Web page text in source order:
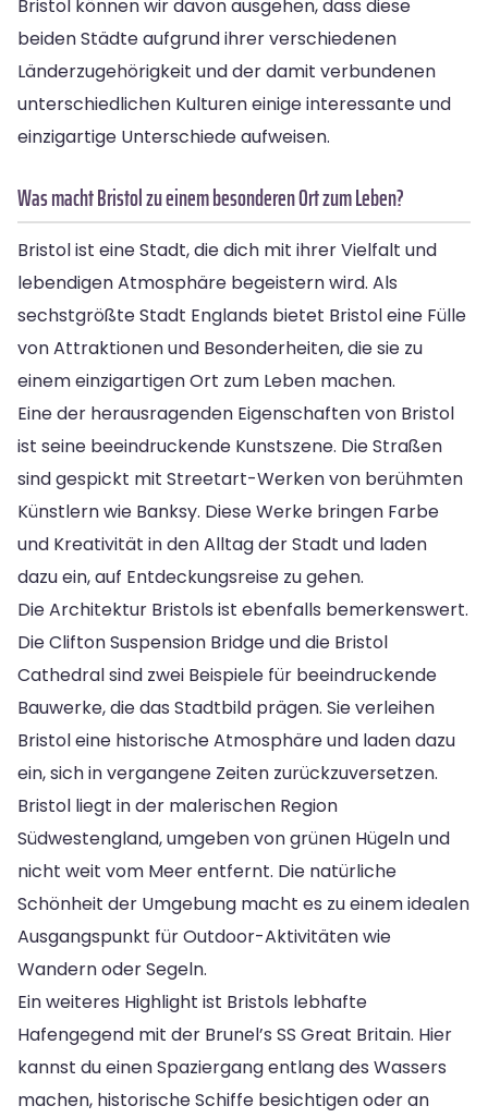
Bristol können wir davon ausgehen, dass diese
beiden Städte aufgrund ihrer verschiedenen
Länderzugehörigkeit und der damit verbundenen
unterschiedlichen Kulturen einige interessante und
einzigartige Unterschiede aufweisen.
Was macht Bristol zu einem besonderen Ort zum Leben?
Bristol ist eine Stadt, die dich mit ihrer Vielfalt und
lebendigen Atmosphäre begeistern wird. Als
sechstgrößte Stadt Englands bietet Bristol eine Fülle
von Attraktionen und Besonderheiten, die sie zu
einem einzigartigen Ort zum Leben machen.
Eine der herausragenden Eigenschaften von Bristol
ist seine beeindruckende Kunstszene. Die Straßen
sind gespickt mit Streetart-Werken von berühmten
Künstlern wie Banksy. Diese Werke bringen Farbe
und Kreativität in den Alltag der Stadt und laden
dazu ein, auf Entdeckungsreise zu gehen.
Die Architektur Bristols ist ebenfalls bemerkenswert.
Die Clifton Suspension Bridge und die Bristol
Cathedral sind zwei Beispiele für beeindruckende
Bauwerke, die das Stadtbild prägen. Sie verleihen
Bristol eine historische Atmosphäre und laden dazu
ein, sich in vergangene Zeiten zurückzuversetzen.
Bristol liegt in der malerischen Region
Südwestengland, umgeben von grünen Hügeln und
nicht weit vom Meer entfernt. Die natürliche
Schönheit der Umgebung macht es zu einem idealen
Ausgangspunkt für Outdoor-Aktivitäten wie
Wandern oder Segeln.
Ein weiteres Highlight ist Bristols lebhafte
Hafengegend mit der Brunel’s SS Great Britain. Hier
kannst du einen Spaziergang entlang des Wassers
machen, historische Schiffe besichtigen oder an